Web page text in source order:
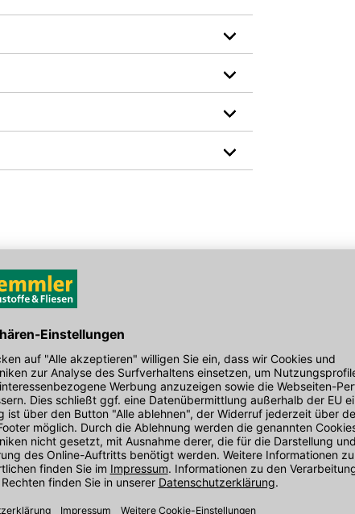
KG 2000 Rohr
DN160 x 1000 mm, MD-
KG 2000 Rohr